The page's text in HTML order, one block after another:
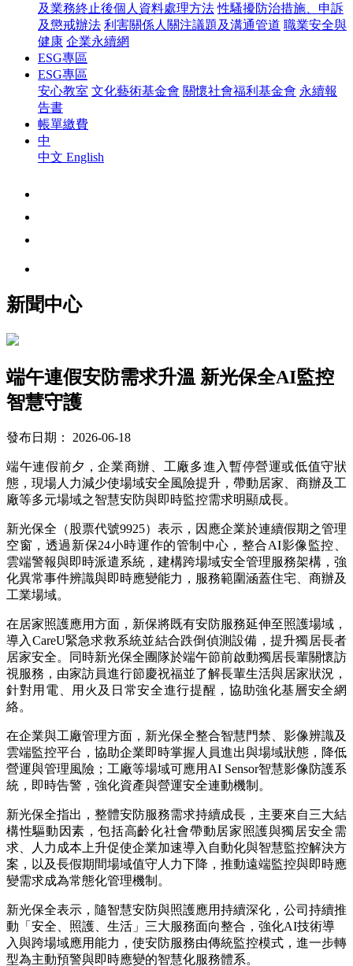
及業務終止後個人資料處理方法 性騷擾防治措施、申訴
及懲戒辦法 利害關係人關注議題及溝通管道 職業安全與
健康 企業永續網
ESG專區
ESG專區
安心教室 文化藝術基金會 關懷社會福利基金會 永續報
告書
帳單繳費
中
中文 English
新聞中心
端午連假安防需求升溫 新光保全AI監控
智慧守護
發布日期： 2026-06-18
端午連假前夕，企業商辦、工廠多進入暫停營運或低值守狀
態，現場人力減少使場域安全風險提升，帶動居家、商辦及工
廠等多元場域之智慧安防與即時監控需求明顯成長。
新光保全（股票代號9925）表示，因應企業於連續假期之管理
空窗，透過新保24小時運作的管制中心，整合AI影像監控、
雲端警報與即時派遣系統，建構跨場域安全管理服務架構，強
化異常事件辨識與即時應變能力，服務範圍涵蓋住宅、商辦及
工業場域。
在居家照護應用方面，新保將既有安防服務延伸至照護場域，
導入CareU緊急求救系統並結合跌倒偵測設備，提升獨居長者
居家安全。同時新光保全團隊於端午節前啟動獨居長輩關懷訪
視服務，由家訪員進行節慶祝福並了解長輩生活與居家狀況，
針對用電、用火及日常安全進行提醒，協助強化基層安全網
絡。
在企業與工廠管理方面，新光保全整合智慧門禁、影像辨識及
雲端監控平台，協助企業即時掌握人員進出與場域狀態，降低
營運與管理風險；工廠等場域可應用AI Sensor智慧影像防護系
統，即時告警，強化資產與營運安全連動機制。
新光保全指出，整體安防服務需求持續成長，主要來自三大結
構性驅動因素，包括高齡化社會帶動居家照護與獨居安全需
求、人力成本上升促使企業加速導入自動化與智慧監控解決方
案，以及長假期間場域值守人力下降，推動遠端監控與即時應
變需求成為常態化管理機制。
新光保全表示，隨智慧安防與照護應用持續深化，公司持續推
動「安全、照護、生活」三大服務面向整合，強化AI技術導
入與跨場域應用能力，使安防服務由傳統監控模式，進一步轉
型為主動預警與即時應變的智慧化服務體系。